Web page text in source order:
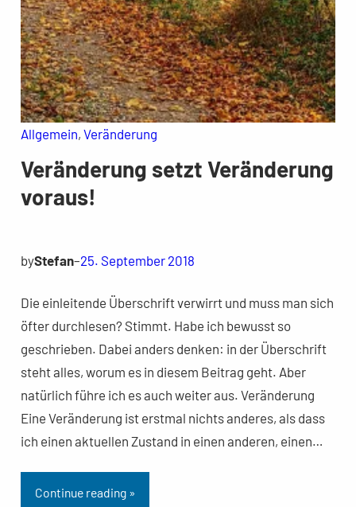
Allgemein, Veränderung
Veränderung setzt Veränderung
voraus!
byStefan–25. September 2018
Die einleitende Überschrift verwirrt und muss man sich
öfter durchlesen? Stimmt. Habe ich bewusst so
geschrieben. Dabei anders denken: in der Überschrift
steht alles, worum es in diesem Beitrag geht. Aber
natürlich führe ich es auch weiter aus. Veränderung
Eine Veränderung ist erstmal nichts anderes, als dass
ich einen aktuellen Zustand in einen anderen, einen…
Continue reading »